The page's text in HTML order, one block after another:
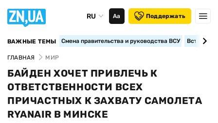
RU Аа Поддержать
ВАЖНЫЕ ТЕМЫ Смена правительства и руководства ВСУ
ГЛАВНАЯ МИР
БАЙДЕН ХОЧЕТ ПРИВЛЕЧЬ К
ОТВЕТСТВЕННОСТИ ВСЕХ
ПРИЧАСТНЫХ К ЗАХВАТУ САМОЛЕТА
RYANAIR В МИНСКЕ